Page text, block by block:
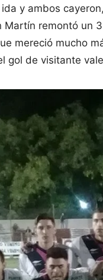
y ambos
Martín remontó un
mereció mucho
gol de visitante